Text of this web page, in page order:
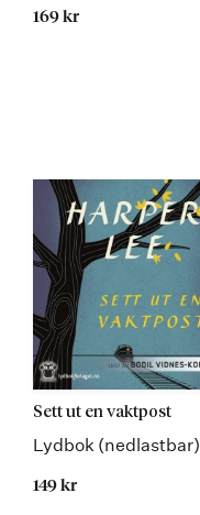
169 kr
Sett ut en vaktpost
Lydbok (nedlastbar)
149 kr